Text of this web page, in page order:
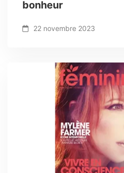
bonheur
22 novembre 2023